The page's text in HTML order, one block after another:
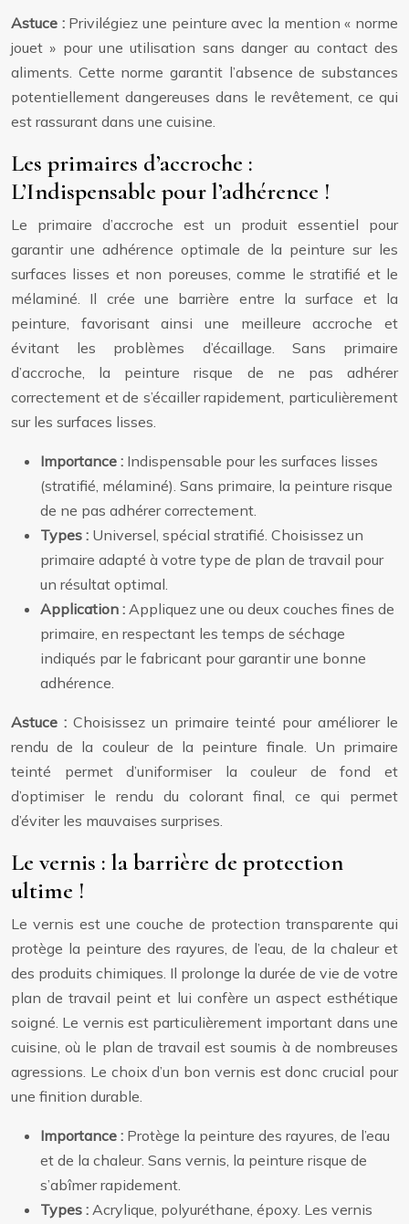
Astuce : Privilégiez une peinture avec la mention « norme
jouet » pour une utilisation sans danger au contact des
aliments. Cette norme garantit l’absence de substances
potentiellement dangereuses dans le revêtement, ce qui
est rassurant dans une cuisine.
Les primaires d’accroche :
L’Indispensable pour l’adhérence !
Le primaire d’accroche est un produit essentiel pour
garantir une adhérence optimale de la peinture sur les
surfaces lisses et non poreuses, comme le stratifié et le
mélaminé. Il crée une barrière entre la surface et la
peinture, favorisant ainsi une meilleure accroche et
évitant les problèmes d’écaillage. Sans primaire
d’accroche, la peinture risque de ne pas adhérer
correctement et de s’écailler rapidement, particulièrement
sur les surfaces lisses.
Importance : Indispensable pour les surfaces lisses
(stratifié, mélaminé). Sans primaire, la peinture risque
de ne pas adhérer correctement.
Types : Universel, spécial stratifié. Choisissez un
primaire adapté à votre type de plan de travail pour
un résultat optimal.
Application : Appliquez une ou deux couches fines de
primaire, en respectant les temps de séchage
indiqués par le fabricant pour garantir une bonne
adhérence.
Astuce : Choisissez un primaire teinté pour améliorer le
rendu de la couleur de la peinture finale. Un primaire
teinté permet d’uniformiser la couleur de fond et
d’optimiser le rendu du colorant final, ce qui permet
d’éviter les mauvaises surprises.
Le vernis : la barrière de protection
ultime !
Le vernis est une couche de protection transparente qui
protège la peinture des rayures, de l’eau, de la chaleur et
des produits chimiques. Il prolonge la durée de vie de votre
plan de travail peint et lui confère un aspect esthétique
soigné. Le vernis est particulièrement important dans une
cuisine, où le plan de travail est soumis à de nombreuses
agressions. Le choix d’un bon vernis est donc crucial pour
une finition durable.
Importance : Protège la peinture des rayures, de l’eau
et de la chaleur. Sans vernis, la peinture risque de
s’abîmer rapidement.
Types : Acrylique, polyuréthane, époxy. Les vernis